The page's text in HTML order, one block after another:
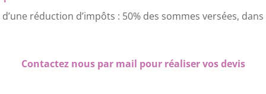
réduction d’impôts : 50% des sommes versées,
Contactez nous par mail pour réaliser vos devis